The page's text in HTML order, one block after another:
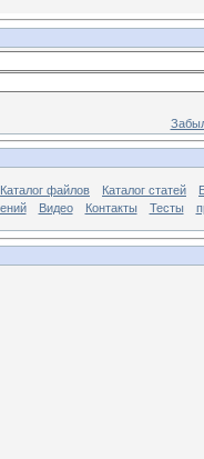
Каталог файлов Каталог статей
Видео Контакты Тесты